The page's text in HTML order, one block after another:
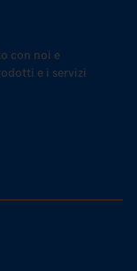
con noi e
e i servizi